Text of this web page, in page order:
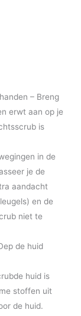
– Breng
erwt aan op je
is
in de
je de
aandacht
en de
niet te
de huid
huid is
stoffen uit
de huid.